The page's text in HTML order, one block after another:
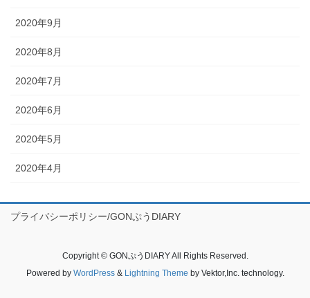
2020年9月
2020年8月
2020年7月
2020年6月
2020年5月
2020年4月
プライバシーポリシー/GONぷうDIARY
Copyright © GONぷうDIARY All Rights Reserved.
Powered by WordPress& Lightning Theme by Vektor,Inc. technology.